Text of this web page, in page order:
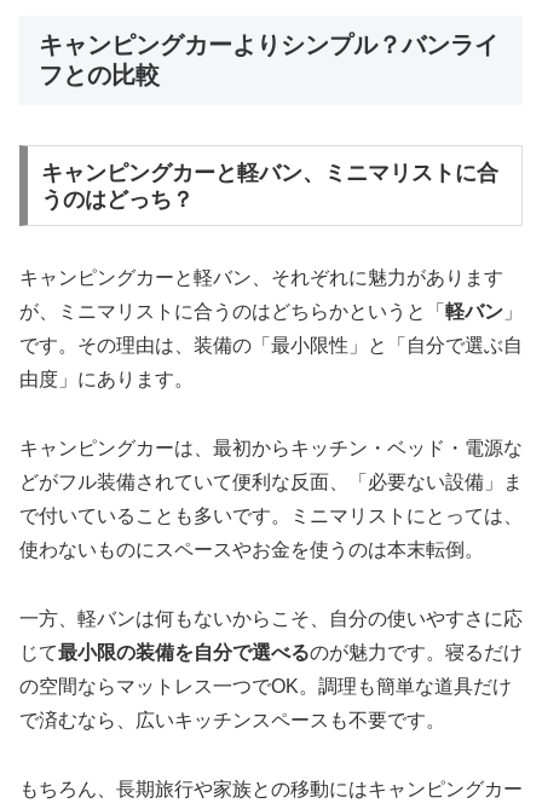
キャンピングカーよりシンプル？バンライ
フとの比較
キャンピングカーと軽バン、ミニマリストに合
うのはどっち？
キャンピングカーと軽バン、それぞれに魅力があります
が、ミニマリストに合うのはどちらかというと「 軽バン 」
です。その理由は、装備の「最小限性」と「自分で選ぶ自
由度」にあります。
キャンピングカーは、最初からキッチン・ベッド・電源な
どがフル装備されていて便利な反面、「必要ない設備」ま
で付いていることも多いです。ミニマリストにとっては、
使わないものにスペースやお金を使うのは本末転倒。
一方、軽バンは何もないからこそ、自分の使いやすさに応
じて最小限の装備を自分で選べるのが魅力です。寝るだけ
の空間ならマットレス一つでOK。調理も簡単な道具だけ
で済むなら、広いキッチンスペースも不要です。
もちろん、長期旅行や家族との移動にはキャンピングカー